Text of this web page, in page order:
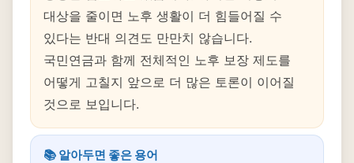
대상을 줄이면 노후 생활이 더 힘들어질 수
있다는 반대 의견도 만만치 않습니다.
국민연금과 함께 전체적인 노후 보장 제도를
어떻게 고칠지 앞으로 더 많은 토론이 이어질
것으로 보입니다.
📚 알아두면 좋은 용어